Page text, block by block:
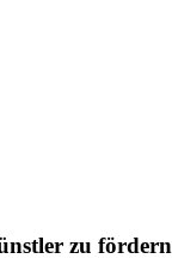
zu fördern